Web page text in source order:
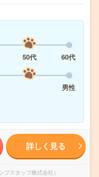
50代
60代
男性
詳しく見る
スタッフ株式会社）